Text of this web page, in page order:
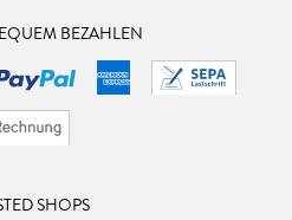
BEZAHLEN
SHOPS